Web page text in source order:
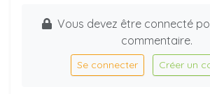
Vous devez être connecté
commentaire.
Se connecter Créer un